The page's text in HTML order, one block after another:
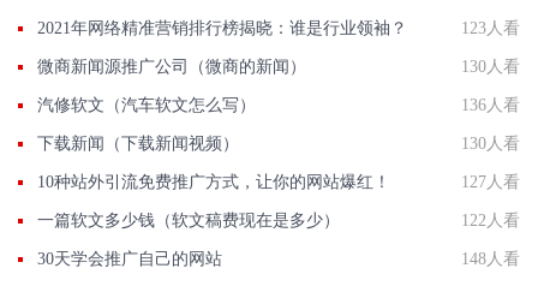
2021年网络精准营销排行榜揭晓：谁是行业领袖？ 123人看
微商新闻源推广公司（微商的新闻） 130人看
汽修软文（汽车软文怎么写） 136人看
下载新闻（下载新闻视频） 130人看
10种站外引流免费推广方式，让你的网站爆红！ 127人看
一篇软文多少钱（软文稿费现在是多少） 122人看
30天学会推广自己的网站 148人看